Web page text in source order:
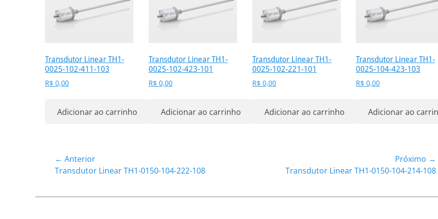
Transdutor Linear TH1-
0025-102-411-103
R$ 0,00
Adicionar ao carrinho
Transdutor Linear TH1-
0025-102-423-101
R$ 0,00
Adicionar ao carrinho
Transdutor Linear TH1-
0025-102-221-101
R$ 0,00
Adicionar ao carrinho
Transdutor Linear TH1-
0025-104-423-103
R$ 0,00
Adicionar ao
Navegação
de
Post
← Anterior
Post
Transdutor Linear TH1-0150-104-222-108
Próximo →
Transdutor Linear TH1-0150-104-214-108